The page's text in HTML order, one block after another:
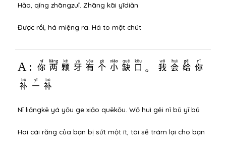
Hǎo, qǐng zhāngzuǐ. Zhāng kāi yīdiǎn
Được rồi, há miệng ra. Há to một chút
A : 你两颗牙有个小缺口。我会给你
补一补
Nǐ liǎngkē yá yǒu ge xiǎo quēkǒu. Wǒ huì gěi nǐ bǔ yī bǔ
Hai cái răng của bạn bị sứt một ít, tôi sẽ trám lại cho bạn